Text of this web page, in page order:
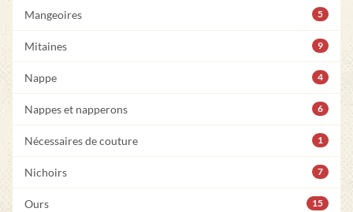
Mangeoires 5
Mitaines 9
Nappe 4
Nappes et napperons 6
Nécessaires de couture 1
Nichoirs 7
Ours 15